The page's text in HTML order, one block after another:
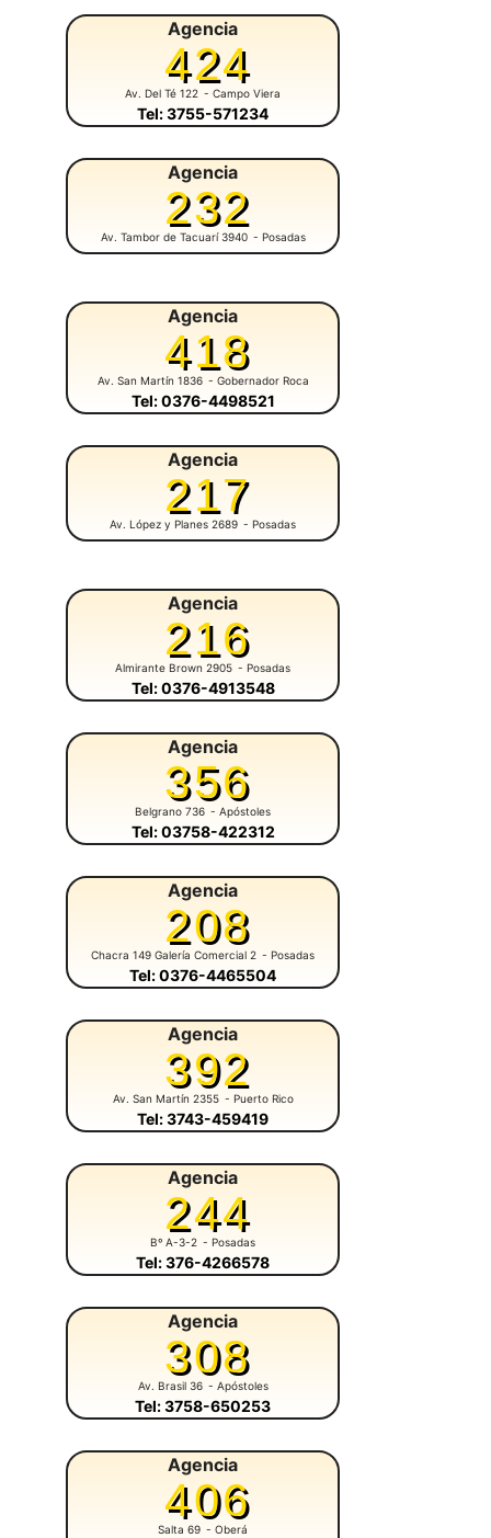
Agencia
424
Av. Del Té 122 - Campo Viera
Tel: 3755-571234
Agencia
232
Av. Tambor de Tacuarí 3940 - Posadas
Agencia
418
Av. San Martín 1836 - Gobernador Roca
Tel: 0376-4498521
Agencia
217
Av. López y Planes 2689 - Posadas
Agencia
216
Almirante Brown 2905 - Posadas
Tel: 0376-4913548
Agencia
356
Belgrano 736 - Apóstoles
Tel: 03758-422312
Agencia
208
Chacra 149 Galería Comercial 2 - Posadas
Tel: 0376-4465504
Agencia
392
Av. San Martín 2355 - Puerto Rico
Tel: 3743-459419
Agencia
244
Bº A-3-2 - Posadas
Tel: 376-4266578
Agencia
308
Av. Brasil 36 - Apóstoles
Tel: 3758-650253
Agencia
406
Salta 69 - Oberá